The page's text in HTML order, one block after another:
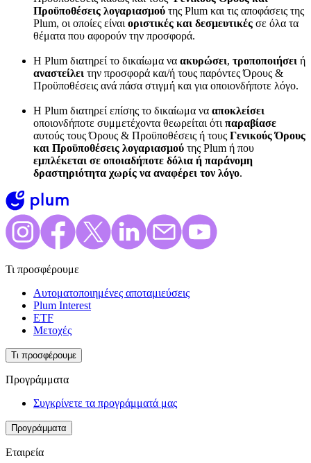
Προϋποθέσεις λογαριασμού της Plum και τις αποφάσεις της
Plum, οι οποίες είναι οριστικές και δεσμευτικές σε όλα τα
θέματα που αφορούν την προσφορά.
Η Plum διατηρεί το δικαίωμα να ακυρώσει, τροποποιήσει ή
αναστείλει την προσφορά και/ή τους παρόντες Όρους &
Προϋποθέσεις ανά πάσα στιγμή και για οποιονδήποτε λόγο.
Η Plum διατηρεί επίσης το δικαίωμα να αποκλείσει
οποιονδήποτε συμμετέχοντα θεωρείται ότι παραβίασε
αυτούς τους Όρους & Προϋποθέσεις ή τους Γενικούς Όρους
και Προϋποθέσεις λογαριασμού της Plum ή που
εμπλέκεται σε οποιαδήποτε δόλια ή παράνομη
δραστηριότητα χωρίς να αναφέρει τον λόγο.
Τι προσφέρουμε
Αυτοματοποιημένες αποταμιεύσεις
Plum Interest
ETF
Μετοχές
Τι προσφέρουμε
Προγράμματα
Συγκρίνετε τα προγράμματά μας
Προγράμματα
Εταιρεία